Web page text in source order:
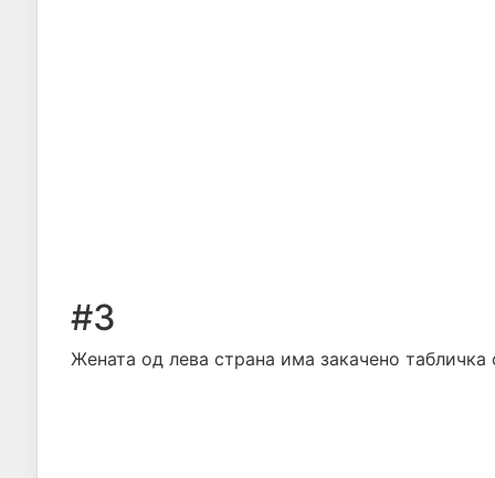
#3
Жената од лева страна има закачено